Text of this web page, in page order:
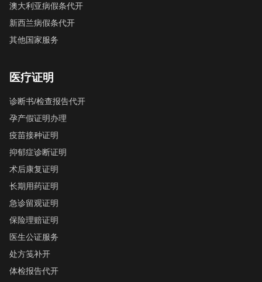
澳大利亚病假条代开
新西兰病假条代开
其他国家服务
医疗证明
诊断书/检查报告代开
孕产假证明办理
疫苗接种证明
抑郁症诊断证明
术后康复证明
长期用药证明
急诊留观证明
保险理赔证明
医生公证服务
处方笺补开
体检报告代开